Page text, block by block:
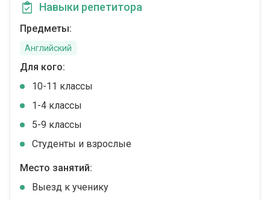
Навыки репетитора
Предметы:
Английский
Для кого:
10-11 классы
1-4 классы
5-9 классы
Студенты и взрослые
Место занятий:
Выезд к ученику